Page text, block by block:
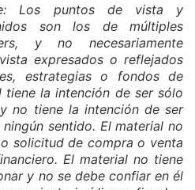
Los puntos de vista y
son los de múltiples
y no necesariamente
expresados o reflejados
estrategias o fondos de
tiene la intención de ser sólo
no tiene la intención de ser
sentido. El material no
solicitud de compra o venta
El material no tiene
y no se debe confiar en él